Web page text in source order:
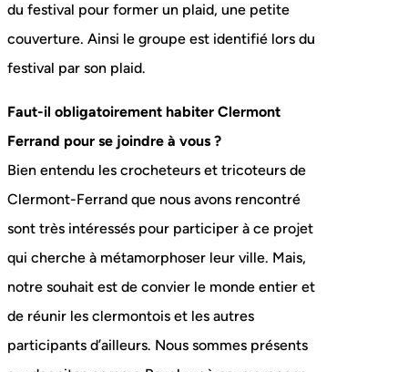
du festival pour former un plaid, une petite
couverture. Ainsi le groupe est identifié lors du
festival par son plaid.
Faut-il obligatoirement habiter Clermont
Ferrand pour se joindre à vous ?
Bien entendu les crocheteurs et tricoteurs de
Clermont-Ferrand que nous avons rencontré
sont très intéressés pour participer à ce projet
qui cherche à métamorphoser leur ville. Mais,
notre souhait est de convier le monde entier et
de réunir les clermontois et les autres
participants d’ailleurs. Nous sommes présents